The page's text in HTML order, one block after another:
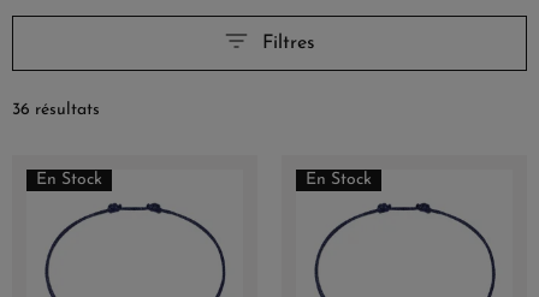
Filtres
36 résultats
En Stock En Stock